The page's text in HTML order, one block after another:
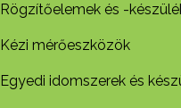
Rögzítőelemek és -
Kézi mérőeszközök
Egyedi idomszerek és